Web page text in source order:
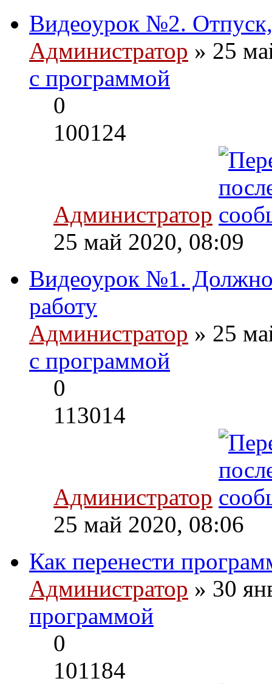
Видеоурок №2.
Администратор » 25
с программой
0
100124
Администратор
25 май 2020, 08:09
Видеоурок №1.
работу
Администратор » 25
с программой
0
113014
Администратор
25 май 2020, 08:06
Как перенести
Администратор » 30
программой
0
101184